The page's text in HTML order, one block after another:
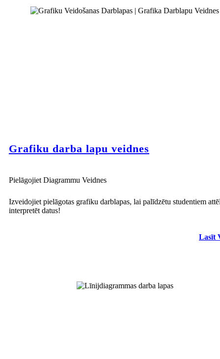
Grafiku darba lapu veidnes
Pielāgojiet Diagrammu Veidnes
Izveidojiet pielāgotas grafiku darblapas, lai palīdzētu studentiem
interpretēt datus!
Lasīt